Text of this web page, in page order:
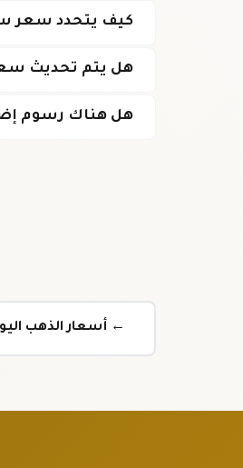
كيف يتحدد سعر سبيكة الذهب 25
هل يتم تحديث
هل هناك رسوم
← أسعار الذهب